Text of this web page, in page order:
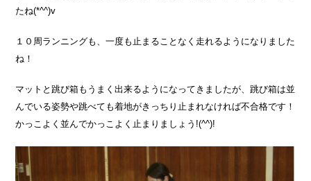
たね(*^^)v
１０周ランニングも、一度も止まることなく走れるようになりました
ね！
マットと跳び箱もうまく出来るようになってきましたが、跳び箱は並
んでいる姿勢や跳べても着地がきっちり止まれなければ不合格です！
かっこよく並んでかっこよく止まりましょう!(^^)!